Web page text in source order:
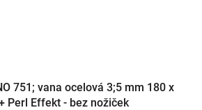
751; vana ocelová 3;5 mm 180 x
Perl Effekt - bez nožiček